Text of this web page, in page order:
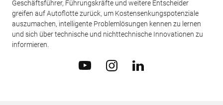
Geschäftsführer, Führungskräfte und weitere Entscheider
greifen auf Autoflotte zurück, um Kostensenkungspotenziale
auszumachen, intelligente Problemlösungen kennen zu lernen
und sich über technische und nichttechnische Innovationen zu
informieren.